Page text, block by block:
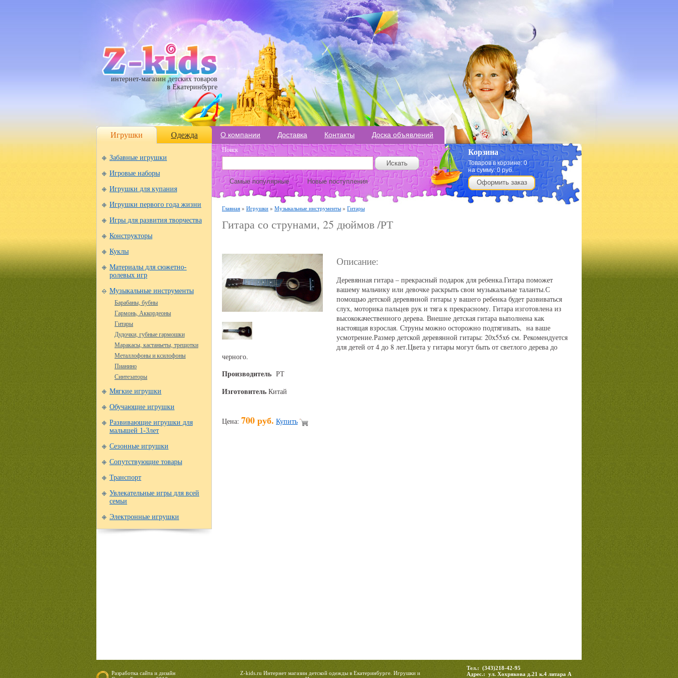
интернет-магазин детских товаров
в Екатеринбурге
Игрушки Одежда О компании Доставка Контакты Доска объявлений
Забавные игрушки
Игровые наборы
Игрушки для купания
Игрушки первого года жизни
Игры для развития творчества
Конструкторы
Куклы
Материалы для сюжетно-
ролевых игр
Музыкальные инструменты
Барабаны, бубны
Гармонь, Аккордеоны
Гитары
Дудочки, губные гармошки
Маракасы, кастаньеты, трещотки
Металлофоны и ксилофоны
Пианино
Синтезаторы
Мягкие игрушки
Обучающие игрушки
Развивающие игрушки для
малышей 1-3лет
Сезонные игрушки
Сопутствующие товары
Транспорт
Увлекательные игры для всей
семьи
Электронные игрушки
Поиск
Самые популярные Новые поступления
Корзина
Товаров в корзине:0
на сумму:0 руб.
Оформить заказ
Главная » Игрушки » Музыкальные инструменты » Гитары
Гитара со струнами, 25 дюймов /РТ
Описание:
Деревянная гитара – прекрасный подарок для ребенка.Гитара поможет
вашему мальчику или девочке раскрыть свои музыкальные таланты.С
помощью детской деревянной гитары у вашего ребенка будет развиваться
слух, моторика пальцев рук и тяга к прекрасному. Гитара изготовлена из
высококачественного дерева. Внешне детская гитара выполнена как
настоящая взрослая. Струны можно осторожно подтягивать, на ваше
усмотрение.Размер детской деревянной гитары: 20х55х6 см. Рекомендуется
для детей от 4 до 8 лет.Цвета у гитары могут быть от светлого дерева до
черного.
Производитель РТ
Изготовитель Китай
Цена: 700 руб. Купить
Разработка сайта и дизайн
Z-kids.ru Интернет магазин детской одежды в Екатеринбурге. Игрушки и
Тел.: (343)218-42-95
Адрес.: ул. Хохрякова д.21 к.4 литара А